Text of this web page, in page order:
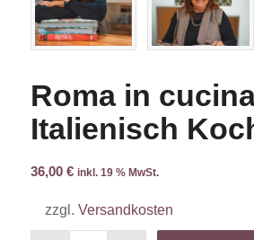
Roma in
Italienisch
36,00 € inkl. 19 % MwSt.
zzgl. Versandkosten